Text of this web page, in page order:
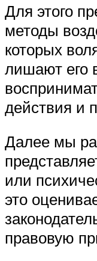
Для этого
методы
которых
лишают его
действия и
Далее мы
или
это
правовую